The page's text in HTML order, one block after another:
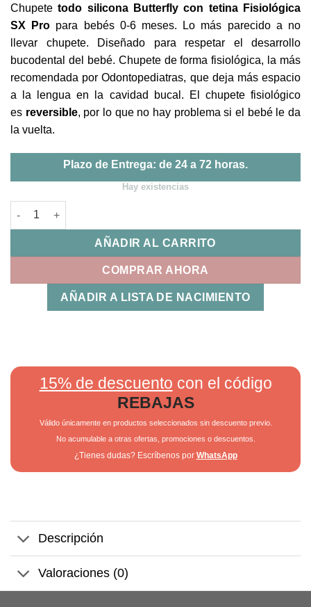
era:
7,50€.
es:
6,95€.
Chupete todo silicona Butterfly con tetina Fisiológica
SX Pro para bebés 0-6 meses. Lo más parecido a no
llevar chupete. Diseñado para respetar el desarrollo
bucodental del bebé. Chupete de forma fisiológica, la más
recomendada por Odontopediatras, que deja más espacio
a la lengua en la cavidad bucal. El chupete fisiológico
es reversible, por lo que no hay problema si el bebé le da
la vuelta.
Plazo de Entrega: de 24 a 72 horas.
Hay existencias
Chupete Butterfly Silicona Verde 0-6m Suavinex cantidad
AÑADIR AL CARRITO
COMPRAR AHORA
AÑADIR A LISTA DE NACIMIENTO
15% de descuento con el código
REBAJAS
Válido únicamente en productos seleccionados sin descuento previo.
No acumulable a otras ofertas, promociones o descuentos.
¿Tienes dudas? Escríbenos por WhatsApp
Descripción
Valoraciones (0)